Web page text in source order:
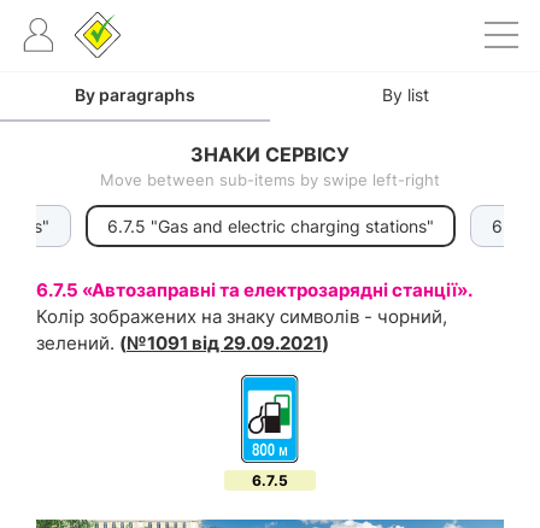
By paragraphs By list
ЗНАКИ СЕРВІСУ
Move between sub-items by swipe left-right
6.7.5 "Gas and electric charging stations" 6.7.6
6.7.5 «Автозаправні та електрозарядні станції».
Колір зображених на знаку символів - чорний,
зелений. (№1091 від 29.09.2021)
6.7.5